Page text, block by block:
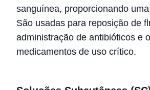
sanguínea, proporcionando
São usadas para reposição de
administração de antibióticos e
medicamentos de uso crítico.